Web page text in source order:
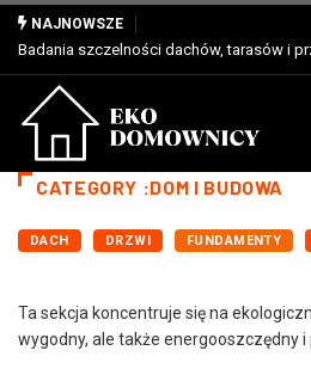
NAJNOWSZE
CATEGORY :DOM I BUDOWA
wygodny, ale także energooszczędny